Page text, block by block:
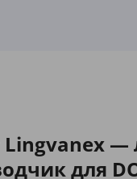
Lingvanex
для